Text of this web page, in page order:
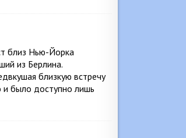
близ Нью-Йорка
из Берлина.
близкую встречу
и было доступно лишь